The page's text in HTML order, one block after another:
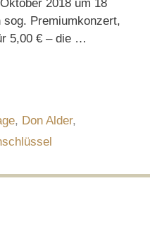
2018 um 18
Premiumkonzert,
5,00 € – die …
, Don Alder,